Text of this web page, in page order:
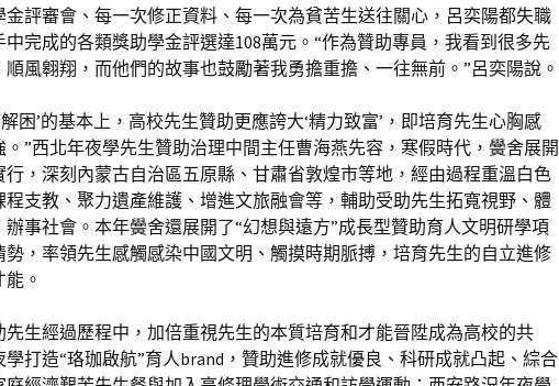
金評審會、每一次修正資料、每一次為貧苦生送往關心，呂奕陽都失職
完成的各類獎助學金評選達108萬元。“作為贊助專員，我看到很多先
順風翱翔，而他們的故事也鼓勵著我勇擔重擔、一往無前。”呂奕陽說。
困’的基本上，高校先生贊助更應誇大‘精力致富’，即培育先生心胸感
。”西北年夜學先生贊助治理中間主任曹海燕先容，寒假時代，黌舍展開
行，深刻內蒙古自治區五原縣、甘肅省敦煌市等地，經由過程重溫白色
程支教、聚力遺產維護、增進文旅融會等，輔助受助先生拓寬視野、體
辦事社會。本年黌舍還展開了“幻想與遠方”成長型贊助育人文明研學項
勢，率領先生感觸感染中國文明、觸摸時期脈搏，培育先生的自立進修
。
先生經過歷程中，加倍重視先生的本質培育和才能晉陞成為高校的共
學打造“珞珈啟航”育人brand，贊助進修成就優良、科研成就凸起、綜合